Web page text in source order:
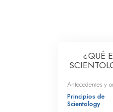
¿QUÉ
Antecedentes y
Principios de
Scientology